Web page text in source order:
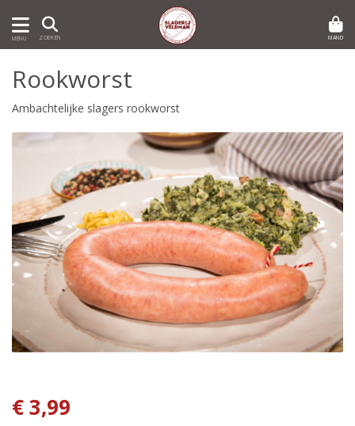
MENU ZOEKEN MAND
Rookworst
Ambachtelijke slagers rookworst
€ 3,99